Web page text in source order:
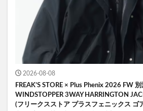
2026-08-08
FREAK’S STORE × Plus Phenix 2026 FW 別
WINDSTOPPER 3WAY HARRINGTON
(フリークスストア プラスフェニックス ゴ